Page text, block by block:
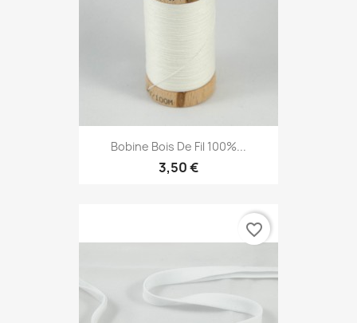
Bobine Bois De Fil 100%...
3,50 €
favorite_border